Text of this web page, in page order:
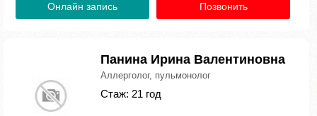
Онлайн запись Позвонить
Панина Ирина Валентиновна
Аллерголог, пульмонолог
Стаж: 21 год